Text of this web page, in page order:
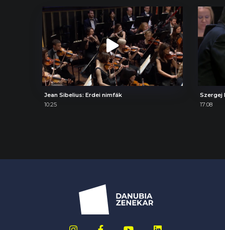
Jean Sibelius: Erdei nimfák
10:25
17:08